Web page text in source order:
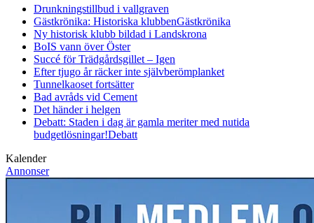
Drunkningstillbud i vallgraven
Gästkrönika: Historiska klubbenGästkrönika
Ny historisk klubb bildad i Landskrona
BoIS vann över Öster
Succé för Trädgårdsgillet – Igen
Efter tjugo år räcker inte självberömplanket
Tunnelkaoset fortsätter
Bad avråds vid Cement
Det händer i helgen
Debatt: Staden i dag är gamla meriter med nutida
budgetlösningar!Debatt
Kalender
Annonser